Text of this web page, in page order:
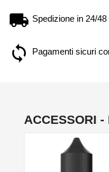
Spedizione in 24/48
Pagamenti sicuri
ACCESSORI -